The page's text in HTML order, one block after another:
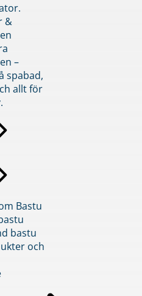
&
–
spabad,
allt för
Bastu
bastu
och